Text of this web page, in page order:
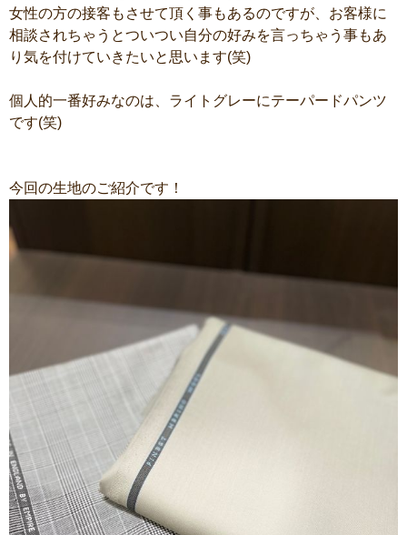
女性の方の接客もさせて頂く事もあるのですが、お客様に
相談されちゃうとついつい自分の好みを言っちゃう事もあ
り気を付けていきたいと思います(笑)
個人的一番好みなのは、ライトグレーにテーパードパンツ
です(笑)
今回の生地のご紹介です！